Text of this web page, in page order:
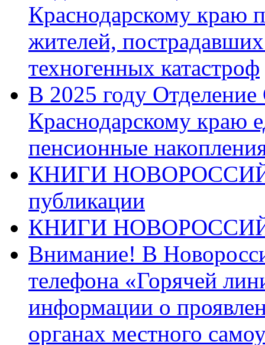
Краснодарскому краю
жителей,
техногенных катастроф
В 2025 году
Краснодарскому краю
пенсионные
КНИГИ
публикации
КНИГИ
Внимание! В
телефона «Горячей
информации о
органах местного